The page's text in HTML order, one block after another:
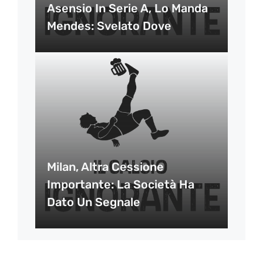
Asensio In Serie A, Lo Manda
Mendes: Svelato Dove
Milan, Altra Cessione
Importante: La Società Ha
Dato Un Segnale